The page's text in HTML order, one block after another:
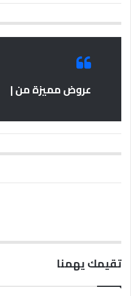
عروض مميزة من |
تقيمك يهمنا